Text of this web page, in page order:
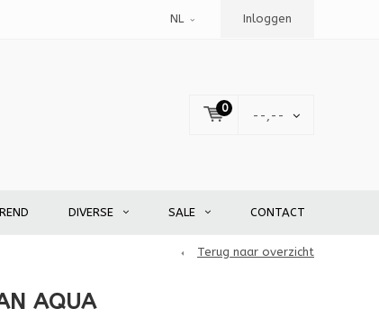
NL Inloggen
0
--,--
DIVERSE SALE CONTACT
Terug naar overzicht
AQUA